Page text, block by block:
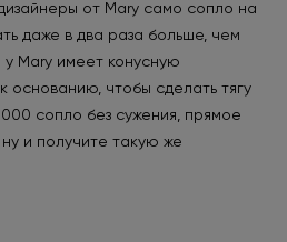
от Mary само сопло на
даже в два раза больше, чем
Mary имеет конусную
основанию, чтобы сделать тягу
сопло без сужения, прямое
и получите такую же